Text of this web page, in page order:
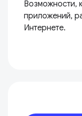
Возможности,
приложений,
Интернете.